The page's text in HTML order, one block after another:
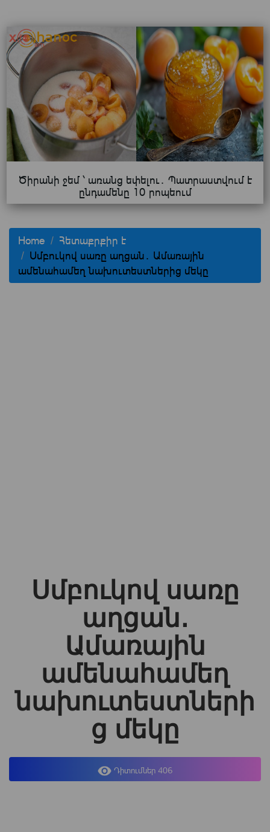
Ծիրանի ջեմ ՝ առանց եփելու․ Պատրաստվում է
ընդամենը 10 րոպեում
Home
Հետաքրքիր է
Սմբուկով սառը աղցան․ Ամառային
ամենահամեղ նախուտեստներից մեկը
Սմբուկով սառը
աղցան․
Ամառային
ամենահամեղ
նախուտեստների
ց մեկը
Դիտումներ 406